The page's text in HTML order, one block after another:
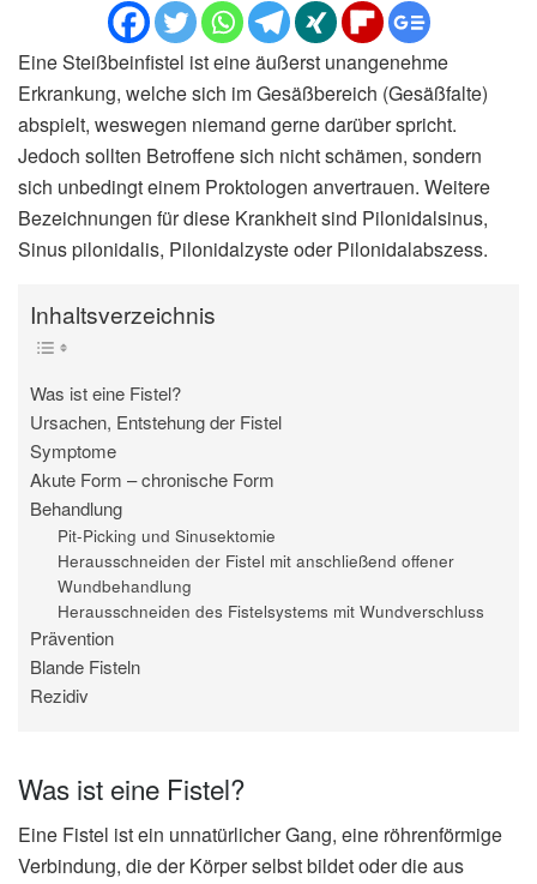
Eine Steißbeinfistel ist eine äußerst unangenehme
Erkrankung, welche sich im Gesäßbereich (Gesäßfalte)
abspielt, weswegen niemand gerne darüber spricht.
Jedoch sollten Betroffene sich nicht schämen, sondern
sich unbedingt einem Proktologen anvertrauen. Weitere
Bezeichnungen für diese Krankheit sind Pilonidalsinus,
Sinus pilonidalis, Pilonidalzyste oder Pilonidalabszess.
Inhaltsverzeichnis
Was ist eine Fistel?
Ursachen, Entstehung der Fistel
Symptome
Akute Form – chronische Form
Behandlung
Pit-Picking und Sinusektomie
Herausschneiden der Fistel mit anschließend offener
Wundbehandlung
Herausschneiden des Fistelsystems mit Wundverschluss
Prävention
Blande Fisteln
Rezidiv
Was ist eine Fistel?
Eine Fistel ist ein unnatürlicher Gang, eine röhrenförmige
Verbindung, die der Körper selbst bildet oder die aus